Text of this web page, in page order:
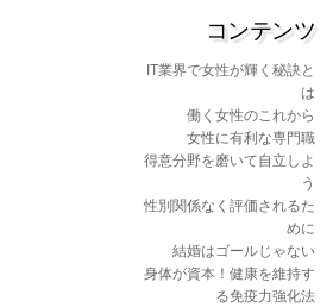
コンテンツ
IT業界で女性が輝く秘訣と
は
働く女性のこれから
女性に有利な専門職
得意分野を磨いて自立しよ
う
性別関係なく評価されるた
めに
結婚はゴールじゃない
身体が資本！健康を維持す
る免疫力強化法